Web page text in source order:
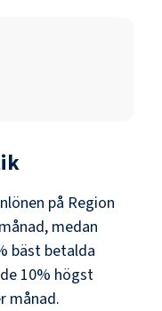
på Region
medan
bäst betalda
10% högst
månad.